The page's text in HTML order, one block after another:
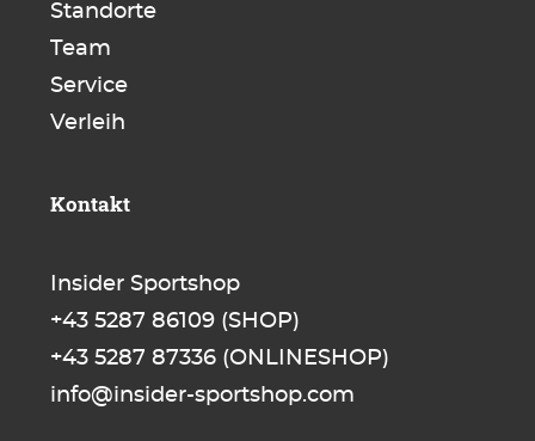
Standorte
Team
Service
Verleih
Kontakt
Insider Sportshop
+43 5287 86109 (SHOP)
+43 5287 87336 (ONLINESHOP)
info@insider-sportshop.com